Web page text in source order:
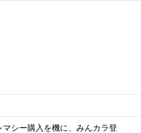
シー購入を機に、みんカラ登